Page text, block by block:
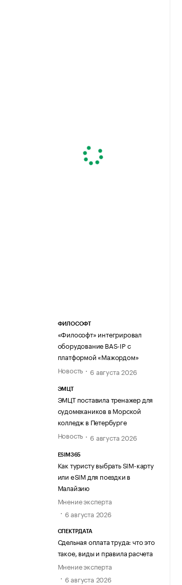
ФИЛОСОФТ
«Философт» интегрировал
оборудование BAS-IP с
платформой «Мажордом»
Новость
6 августа 2026
ЭМЦТ
ЭМЦТ поставила тренажер для
судомехаников в Морской
колледж в Петербурге
Новость
6 августа 2026
ESIM365
Как туристу выбрать SIM-карту
или eSIM для поездки в
Малайзию
Мнение эксперта
6 августа 2026
СПЕКТРДАТА
Сдельная оплата труда: что это
такое, виды и правила расчета
Мнение эксперта
6 августа 2026